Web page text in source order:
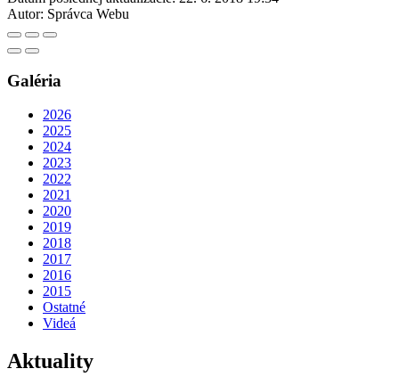
Autor: Správca Webu
Galéria
2026
2025
2024
2023
2022
2021
2020
2019
2018
2017
2016
2015
Ostatné
Videá
Aktuality